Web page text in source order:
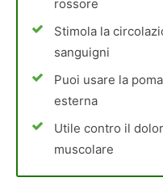
rossore
Stimola la
sanguigni
Puoi usare la
esterna
Utile contro il
muscolare